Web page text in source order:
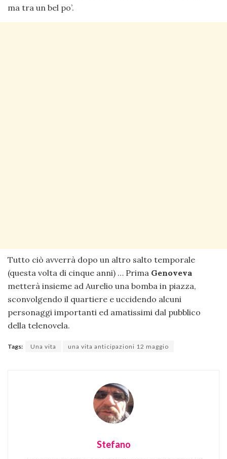
ma tra un bel po’.
Tutto ciò avverrà dopo un altro salto temporale
(questa volta di cinque anni) … Prima Genoveva
metterà insieme ad Aurelio una bomba in piazza,
sconvolgendo il quartiere e uccidendo alcuni
personaggi importanti ed amatissimi dal pubblico
della telenovela.
Tags: Una vita una vita anticipazioni 12 maggio
Stefano